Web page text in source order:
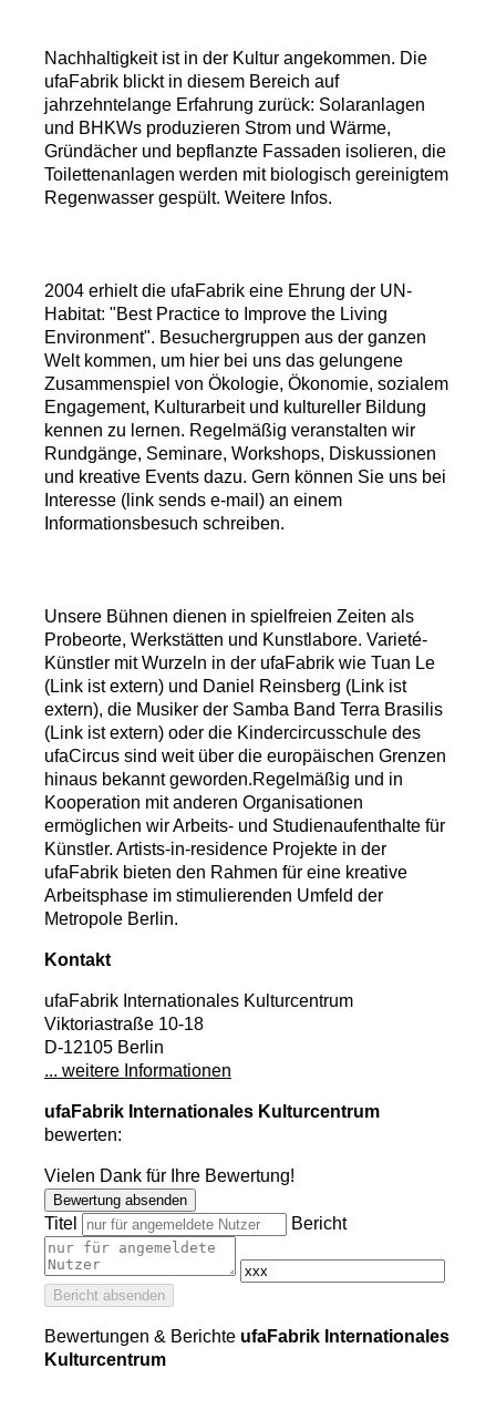
Nachhaltigkeit ist in der Kultur angekommen. Die
ufaFabrik blickt in diesem Bereich auf
jahrzehntelange Erfahrung zurück: Solaranlagen
und BHKWs produzieren Strom und Wärme,
Gründächer und bepflanzte Fassaden isolieren, die
Toilettenanlagen werden mit biologisch gereinigtem
Regenwasser gespült. Weitere Infos.
2004 erhielt die ufaFabrik eine Ehrung der UN-
Habitat: "Best Practice to Improve the Living
Environment". Besuchergruppen aus der ganzen
Welt kommen, um hier bei uns das gelungene
Zusammenspiel von Ökologie, Ökonomie, sozialem
Engagement, Kulturarbeit und kultureller Bildung
kennen zu lernen. Regelmäßig veranstalten wir
Rundgänge, Seminare, Workshops, Diskussionen
und kreative Events dazu. Gern können Sie uns bei
Interesse (link sends e-mail) an einem
Informationsbesuch schreiben.
Unsere Bühnen dienen in spielfreien Zeiten als
Probeorte, Werkstätten und Kunstlabore. Varieté-
Künstler mit Wurzeln in der ufaFabrik wie Tuan Le
(Link ist extern) und Daniel Reinsberg (Link ist
extern), die Musiker der Samba Band Terra Brasilis
(Link ist extern) oder die Kindercircusschule des
ufaCircus sind weit über die europäischen Grenzen
hinaus bekannt geworden.Regelmäßig und in
Kooperation mit anderen Organisationen
ermöglichen wir Arbeits- und Studienaufenthalte für
Künstler. Artists-in-residence Projekte in der
ufaFabrik bieten den Rahmen für eine kreative
Arbeitsphase im stimulierenden Umfeld der
Metropole Berlin.
Kontakt
ufaFabrik Internationales Kulturcentrum
Viktoriastraße 10-18
D-12105 Berlin
... weitere Informationen
ufaFabrik Internationales Kulturcentrum
bewerten:
Vielen Dank für Ihre Bewertung!
Bewertung absenden
Titel Bericht
Bericht absenden
Bewertungen & Berichte ufaFabrik Internationales
Kulturcentrum